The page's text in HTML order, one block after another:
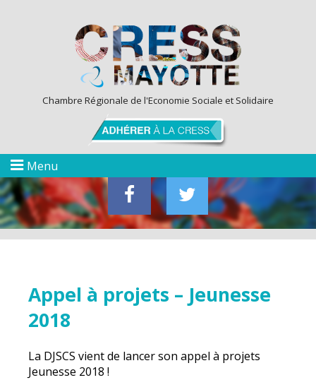
Chambre Régionale de l'Economie Sociale et Solidaire
Menu
Appel à projets – Jeunesse
2018
La DJSCS vient de lancer son appel à projets
Jeunesse 2018 !